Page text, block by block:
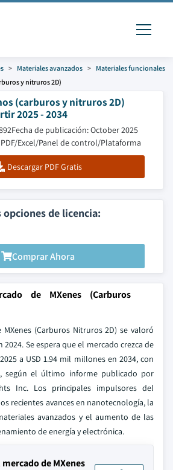
Materiales avanzados
Materiales funcionales
y nitruros 2D)
(carburos y nitruros 2D)
2025 - 2034
Fecha de publicación: October 2025
Excel/Panel de control/Plataforma
Descargar PDF Gratis
de licencia:
Comprar Ahora
de MXenes (Carburos
(Carburos Nitruros 2D) se valoró
2024. Se espera que el mercado crezca de
a USD 1.94 mil millones en 2034, con
según el último informe publicado por
Inc. Los principales impulsores del
recientes avances en nanotecnología, la
avanzados y el aumento de las
de energía y electrónica.
de MXenes